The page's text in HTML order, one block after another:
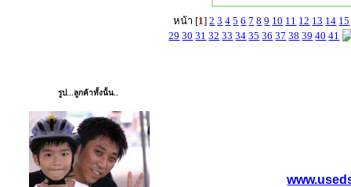
รูป...ลูกค้าทั้งนั้น..
หน้า [1]2 3 4 5 6 7 8 9 10 11 12 13 14 15
29 30 31 32 33 34 35 36 37 38 39 40 41